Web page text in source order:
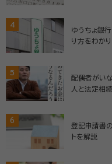
4
ゆうちょ銀
り方をわかり
5
配偶者がい
人と法定相
6
登記申請書
トを解説